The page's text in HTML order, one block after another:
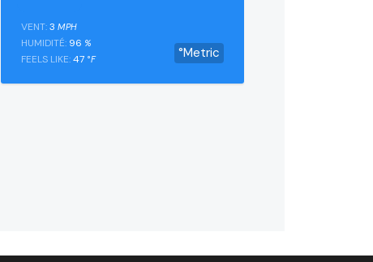
°Metric
VENT:3 MPH
HUMIDITÉ: 96 %
FEELS LIKE:47 °F